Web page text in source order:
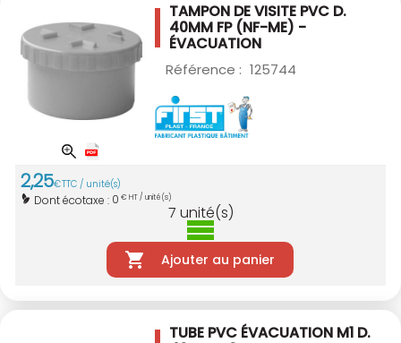
TAMPON DE VISITE PVC D.
40MM FP (NF-ME) -
ÉVACUATION
Référence : 125744
2,25€TTC / unité(s)
Dont écotaxe : 0 € HT / unité(s)
7 unité(s)
Ajouter au panier
TUBE PVC ÉVACUATION M1 D.